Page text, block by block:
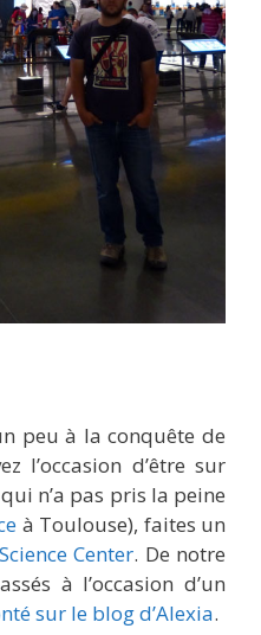
peu à la conquête de
l’occasion d’être sur
n’a pas pris la peine
à Toulouse), faites un
Center. De notre
à l’occasion d’un
sur le blog d’Alexia.